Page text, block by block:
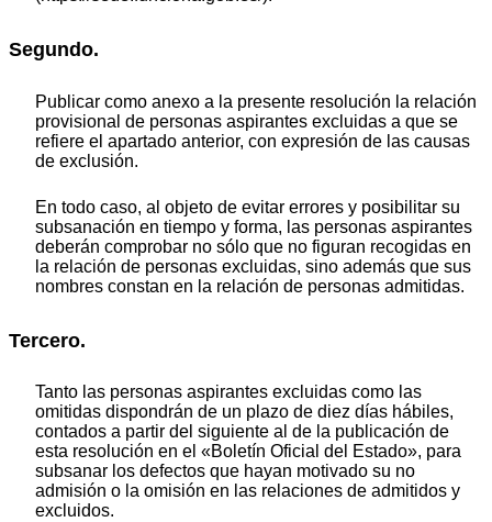
Segundo.
Publicar como anexo a la presente resolución la relación
provisional de personas aspirantes excluidas a que se
refiere el apartado anterior, con expresión de las causas
de exclusión.
En todo caso, al objeto de evitar errores y posibilitar su
subsanación en tiempo y forma, las personas aspirantes
deberán comprobar no sólo que no figuran recogidas en
la relación de personas excluidas, sino además que sus
nombres constan en la relación de personas admitidas.
Tercero.
Tanto las personas aspirantes excluidas como las
omitidas dispondrán de un plazo de diez días hábiles,
contados a partir del siguiente al de la publicación de
esta resolución en el «Boletín Oficial del Estado», para
subsanar los defectos que hayan motivado su no
admisión o la omisión en las relaciones de admitidos y
excluidos.